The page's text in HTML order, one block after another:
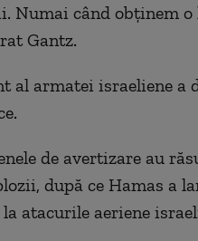
Numai când obținem
Gantz.
al armatei israeliene a
de avertizare au
după ce Hamas a
atacurile aeriene